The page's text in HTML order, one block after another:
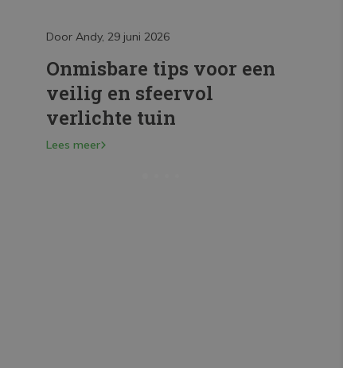
Door Andy, 29 juni 2026
Onmisbare tips voor een
veilig en sfeervol
verlichte tuin
Lees meer